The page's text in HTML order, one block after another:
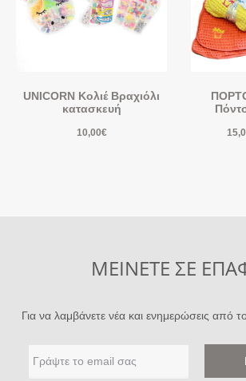
UNICORN Κολιέ Βραχιόλι
κατασκευή
10,00€
ΜΕΙΝΕΤΕ ΣΕ
Για να λαμβάνετε νέα και ενημερώσεις από